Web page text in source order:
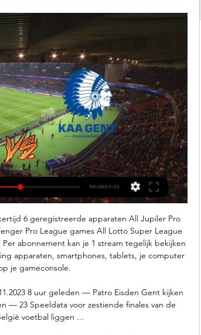
6 geregistreerde apparaten All Jupiler Pro
Pro League games All Lotto Super League
abonnement kan je 1 stream tegelijk bekijken
apparaten, smartphones, tablets, je computer
je gameconsole.
8 uur geleden — Patro Eisden Gent kijken
— 23 Speeldata voor zestiende finales van de
voetbal liggen ...